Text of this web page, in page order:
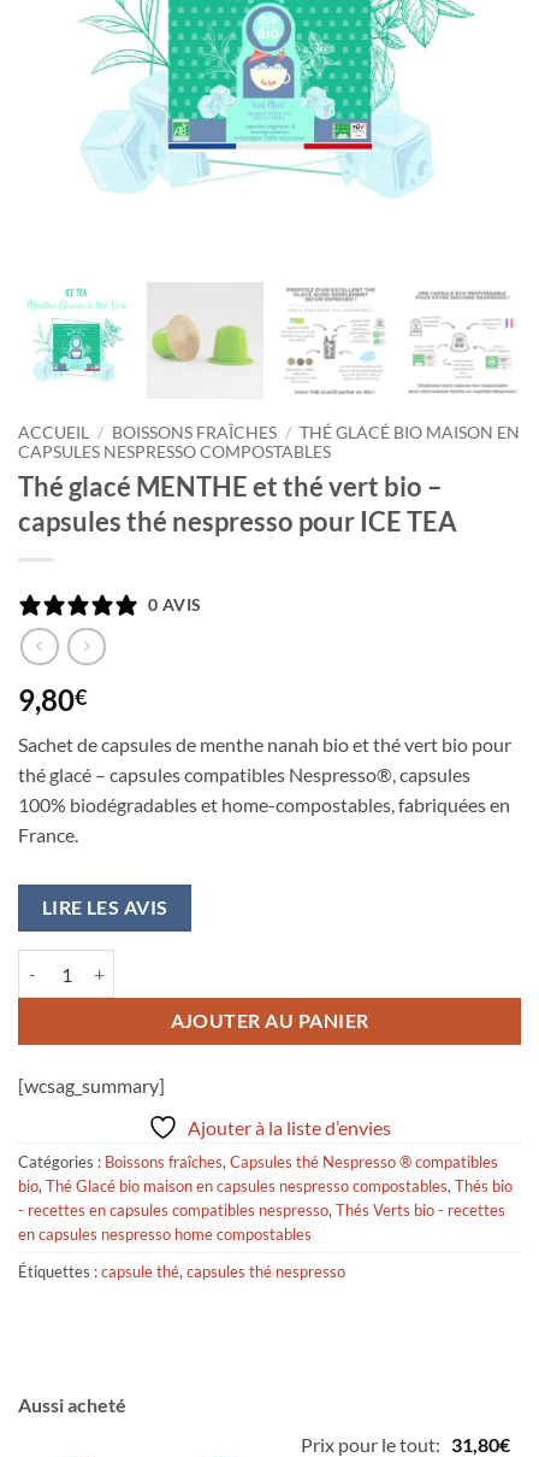
ACCUEIL / BOISSONS FRAÎCHES / THÉ GLACÉ BIO MAISON EN
CAPSULES NESPRESSO COMPOSTABLES
Thé glacé MENTHE et thé vert bio –
capsules thé nespresso pour ICE TEA
0 AVIS
9,80€
Sachet de capsules de menthe nanah bio et thé vert bio pour
thé glacé – capsules compatibles Nespresso®, capsules
100% biodégradables et home-compostables, fabriquées en
France.
LIRE LES AVIS
AJOUTER AU PANIER
[wcsag_summary]
Ajouter à la liste d’envies
Catégories : Boissons fraîches, Capsules thé Nespresso ® compatibles
bio, Thé Glacé bio maison en capsules nespresso compostables, Thés bio
- recettes en capsules compatibles nespresso, Thés Verts bio - recettes
en capsules nespresso home compostables
Étiquettes :capsule thé, capsules thé nespresso
Aussi acheté
Prix pour le tout: 31,80€